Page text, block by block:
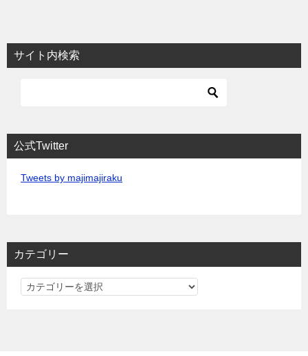
サイト内検索
公式Twitter
Tweets by majimajiraku
カテゴリー
カ